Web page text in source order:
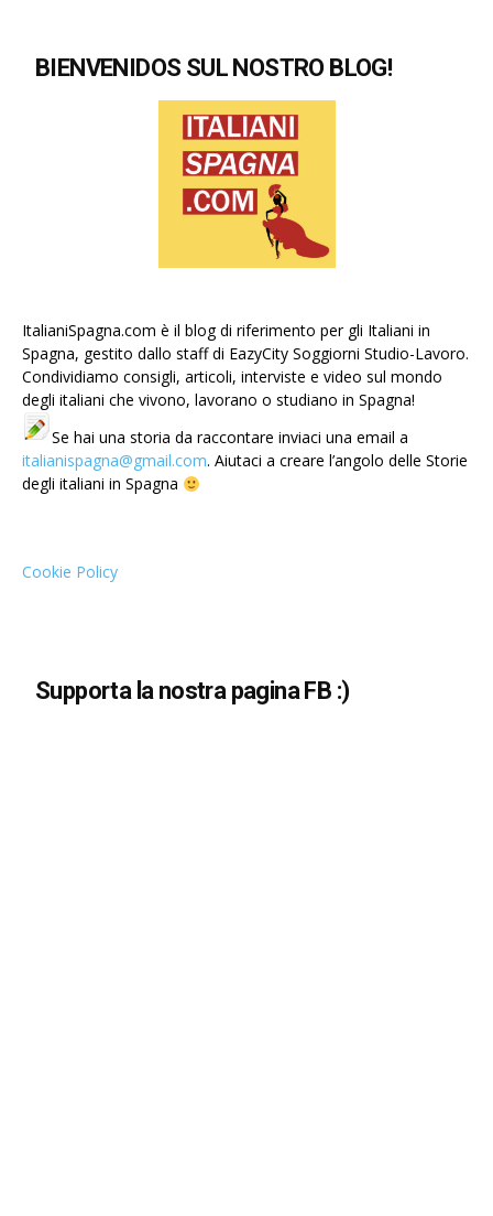
BIENVENIDOS SUL NOSTRO BLOG!
ItalianiSpagna.com è il blog di riferimento per gli Italiani in
Spagna, gestito dallo staff di EazyCity Soggiorni Studio-Lavoro.
Condividiamo consigli, articoli, interviste e video sul mondo
degli italiani che vivono, lavorano o studiano in Spagna!
Se hai una storia da raccontare inviaci una email a
italianispagna@gmail.com. Aiutaci a creare l’angolo delle Storie
degli italiani in Spagna
Cookie Policy
Supporta la nostra pagina FB :)